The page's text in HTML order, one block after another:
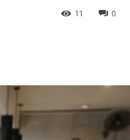
0
11